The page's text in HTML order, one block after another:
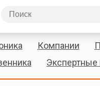
Компании
Экспертные